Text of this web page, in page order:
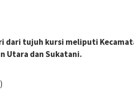
dari tujuh kursi meliputi
Utara dan Sukatani.